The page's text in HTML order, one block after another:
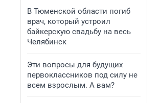
В Тюменской области погиб
врач, который устроил
байкерскую свадьбу на весь
Челябинск
Эти вопросы для будущих
первоклассников под силу не
всем взрослым. А вам?